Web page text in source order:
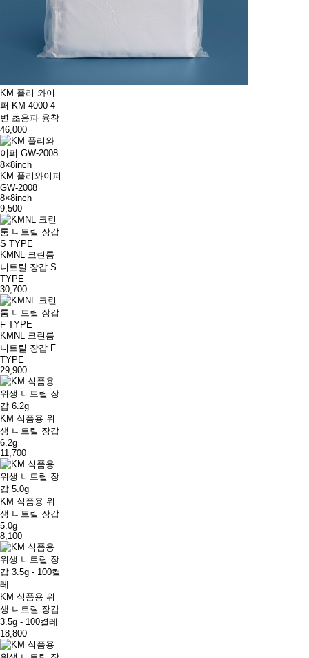
KM 폴리 와이
퍼 KM-4000 4
변 초음파 융착
46,000
KM 폴리와이퍼
GW-2008
8×8inch
9,500
KMNL 크린룸
니트릴 장갑 S
TYPE
30,700
KMNL 크린룸
니트릴 장갑 F
TYPE
29,900
KM 식품용 위
생 니트릴 장갑
6.2g
11,700
KM 식품용 위
생 니트릴 장갑
5.0g
8,100
KM 식품용 위
생 니트릴 장갑
3.5g - 100켤레
18,800